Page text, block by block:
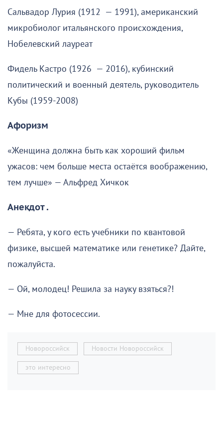
Сальвадор Лурия (1912 — 1991), американский
микробиолог итальянского происхождения,
Нобелевский лауреат
Фидель Кастро (1926 — 2016), кубинский
политический и военный деятель, руководитель
Кубы (1959-2008)
Афоризм
«Женщина должна быть как хороший фильм
ужасов: чем больше места остаётся воображению,
тем лучше» — Альфред Хичкок
Анекдот .
— Ребята, у кого есть учебники по квантовой
физике, высшей математике или генетике? Дайте,
пожалуйста.
— Ой, молодец! Решила за науку взяться?!
— Мне для фотосессии.
Новороссийск Новости Новороссийск
это интересно